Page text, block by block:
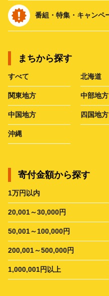
番組・特集・キャンペ
まちから探す
すべて 北海道
関東地方 中部地方
中国地方 四国地方
沖縄
寄付金額から探す
1万円以内
20,001～30,000円
50,001～100,000円
200,001～500,000円
1,000,001円以上